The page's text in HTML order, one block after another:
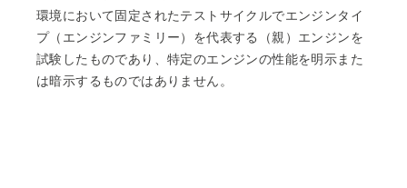
環境において固定されたテストサイクルでエンジンタイ
プ（エンジンファミリー）を代表する（親）エンジンを
試験したものであり、特定のエンジンの性能を明示また
は暗示するものではありません。